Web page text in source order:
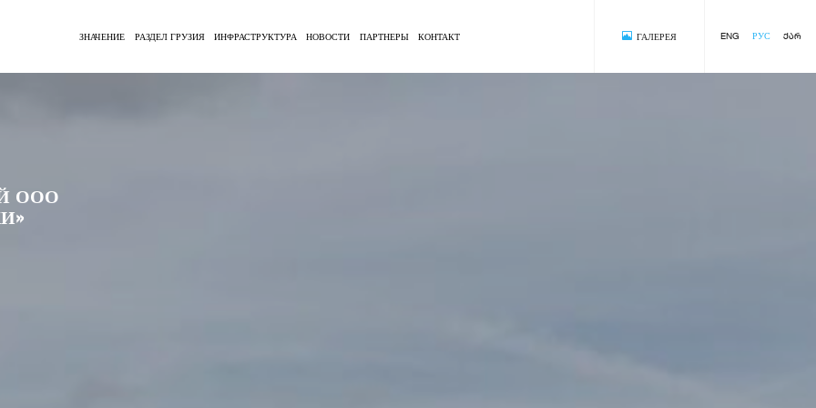
ЗНАЧЕНИЕ РАЗДЕЛ ГРУЗИЯ ИНФРАСТРУКТУРА НОВОСТИ ПАРТНЕРЫ КОНТАКТ ГАЛЕРЕЯ ENG РУС ᲥᲐᲠ
ООО